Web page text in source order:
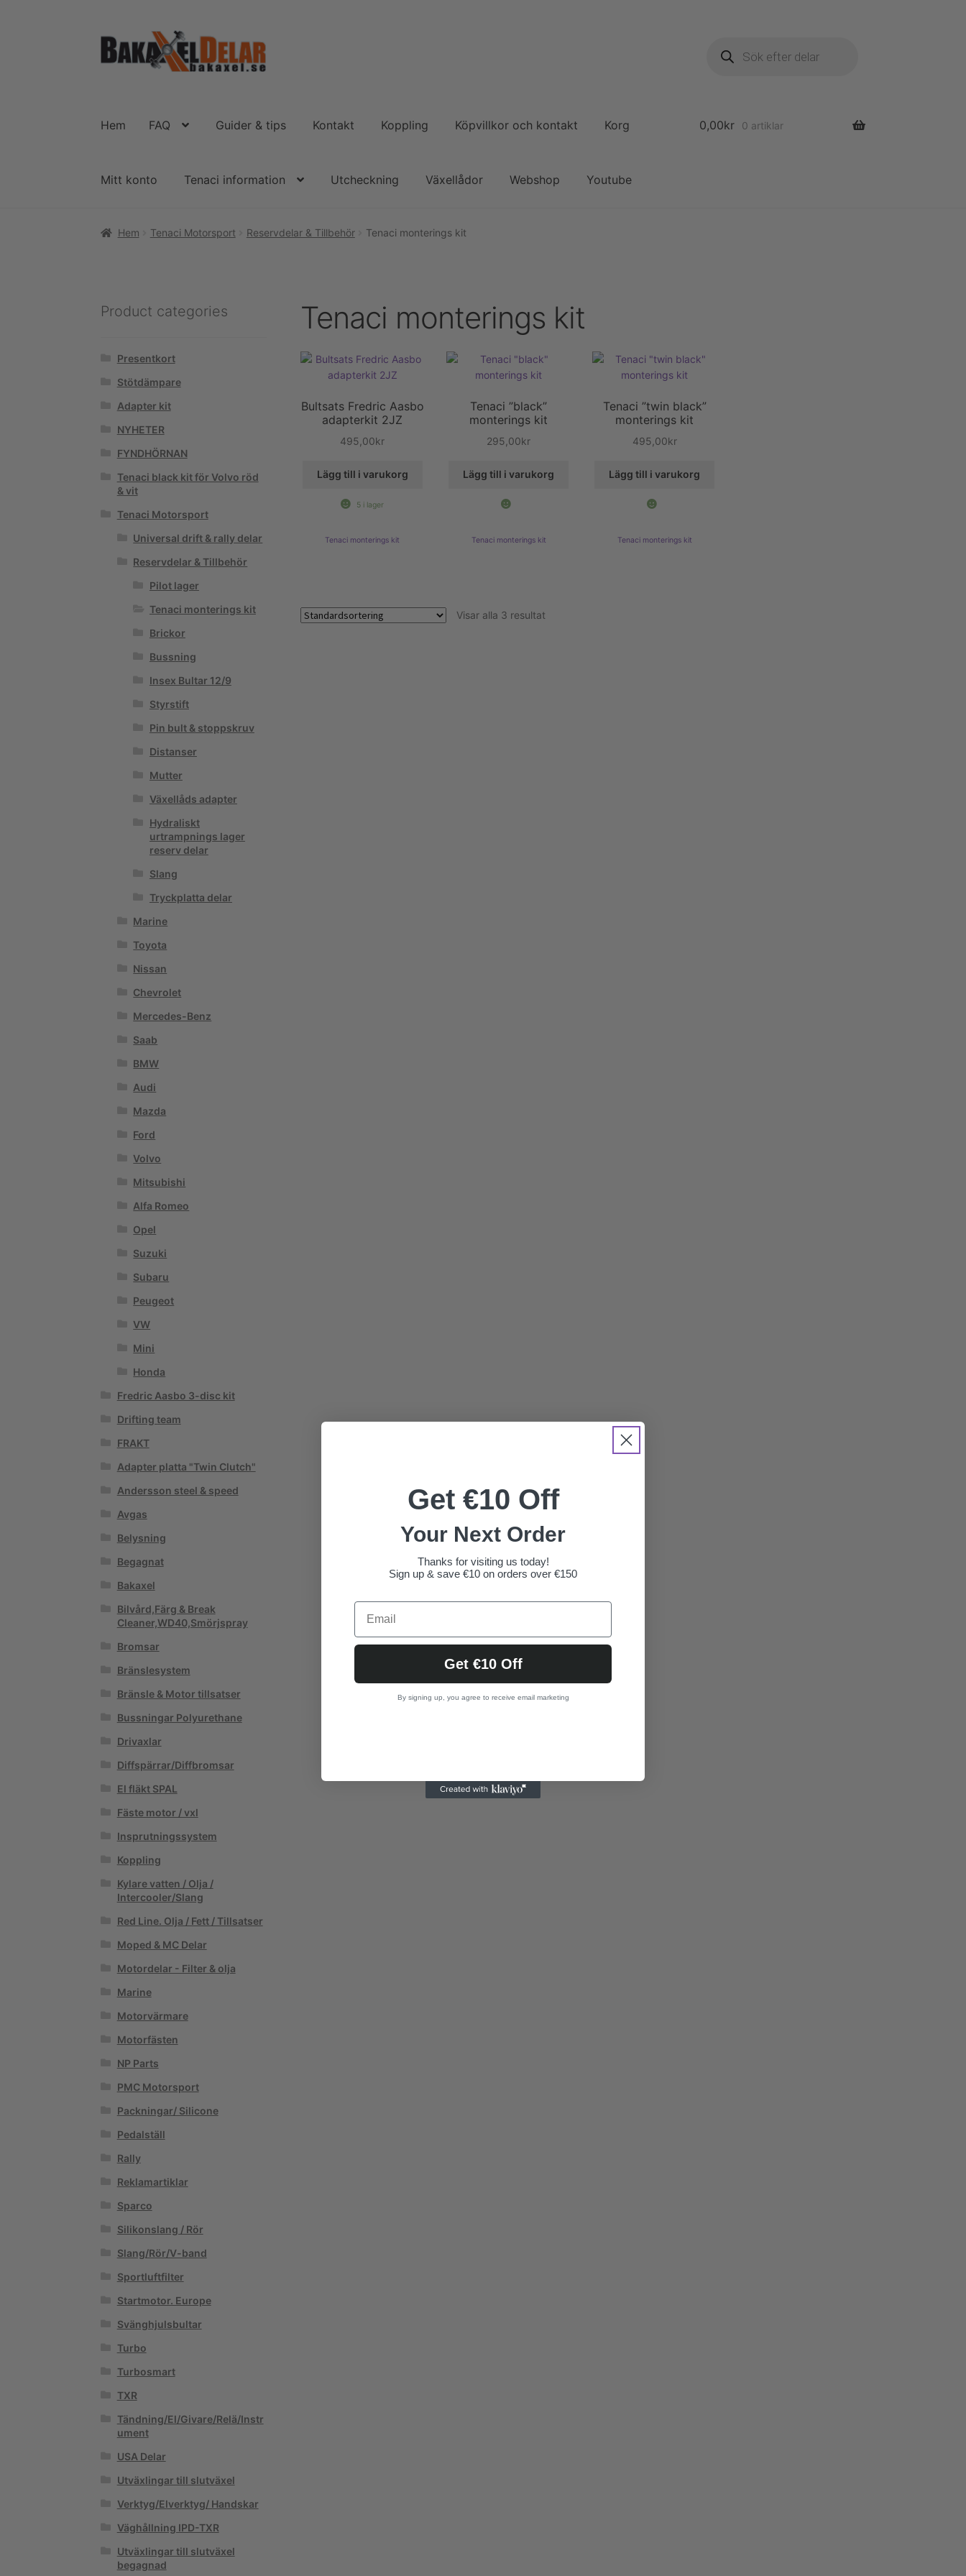
Hoppa
till
Hoppa
till
Hem FAQ Guider & tips Kontakt Koppling Köpvillkor och kontakt Korg
Mitt konto Tenaci information Utcheckning Växellådor Webshop Youtube
0,00kr 0 artiklar
Hem Tenaci Motorsport Reservdelar & Tillbehör Tenaci monterings kit
Tenaci monterings kit
Bultsats Fredric Aasbo
adapterkit 2JZ
495,00kr
Lägg till i varukorg
5 i lager
Tenaci monterings kit
Tenaci ”black”
monterings kit
295,00kr
Lägg till i varukorg
Tenaci monterings kit
Tenaci ”twin black”
monterings kit
495,00kr
Lägg till i varukorg
Tenaci monterings kit
Visar alla 3 resultat
Product categories
Presentkort
Stötdämpare
Adapter kit
NYHETER
FYNDHÖRNAN
Tenaci black kit för Volvo röd
& vit
Tenaci Motorsport
Universal drift & rally delar
Reservdelar & Tillbehör
Pilot lager
Tenaci monterings kit
Brickor
Bussning
Insex Bultar 12/9
Styrstift
Pin bult & stoppskruv
Distanser
Mutter
Växellåds adapter
Hydraliskt
urtrampnings lager
reserv delar
Slang
Tryckplatta delar
Marine
Toyota
Nissan
Chevrolet
Mercedes-Benz
Saab
BMW
Audi
Mazda
Ford
Volvo
Mitsubishi
Alfa Romeo
Opel
Suzuki
Subaru
Peugeot
VW
Mini
Honda
Fredric Aasbo 3-disc kit
Drifting team
FRAKT
Adapter platta "Twin Clutch"
Andersson steel & speed
Avgas
Belysning
Begagnat
Bakaxel
Bilvård,Färg & Break
Cleaner,WD40,Smörjspray
Bromsar
Bränslesystem
Bränsle & Motor tillsatser
Bussningar Polyurethane
Drivaxlar
Diffspärrar/Diffbromsar
El fläkt SPAL
Fäste motor / vxl
Insprutningssystem
Koppling
Kylare vatten / Olja /
Intercooler/Slang
Red Line. Olja / Fett / Tillsatser
Moped & MC Delar
Motordelar - Filter & olja
Marine
Motorvärmare
Motorfästen
NP Parts
PMC Motorsport
Packningar/ Silicone
Pedalställ
Rally
Reklamartiklar
Sparco
Silikonslang / Rör
Slang/Rör/V-band
Sportluftfilter
Startmotor. Europe
Svänghjulsbultar
Turbo
Turbosmart
TXR
Tändning/El/Givare/Relä/Instr
ument
USA Delar
Utväxlingar till slutväxel
Verktyg/Elverktyg/ Handskar
Väghållning IPD-TXR
Utväxlingar till slutväxel
begagnad
Get €10 Off
Your Next Order
Thanks for visiting us today!
Sign up & save €10 on orders over €150
Get €10 Off
By signing up, you agree to receive email marketing